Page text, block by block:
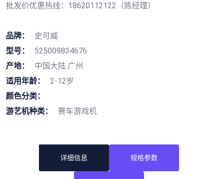
批发价优惠热线：18620112122（陈经理）
品牌：
史可威
型号：
525009834676
产地：
中国大陆 广州
适用年龄：
2-12岁
颜色分类：
游艺机种类：
赛车游戏机
详细信息 规格参数